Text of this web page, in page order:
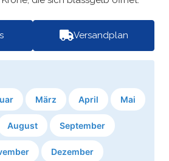
Versandplan
März April Mai
August September
Dezember